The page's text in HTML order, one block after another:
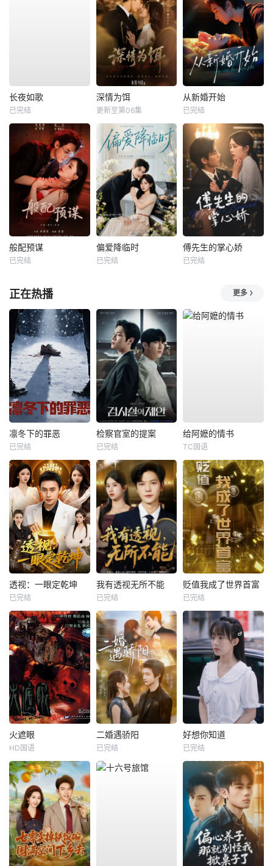
长夜如歌
已完结
深情为饵
更新至第06集
从新婚开始
已完结
般配预谋
已完结
偏爱降临时
已完结
傅先生的掌心娇
已完结
正在热播 更多
凛冬下的罪恶
已完结
检察官室的提案
已完结
给阿嬷的情书
TC国语
透视：一眼定乾坤
已完结
我有透视无所不能
已完结
贬值我成了世界首富
已完结
火遮眼
HD国语
二婚遇骄阳
已完结
好想你知道
已完结